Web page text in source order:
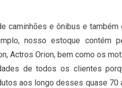
caminhões e ônibus e
nosso estoque contém
Actros Orion, bem como os
de todos os clientes
aos longo desses quase 70